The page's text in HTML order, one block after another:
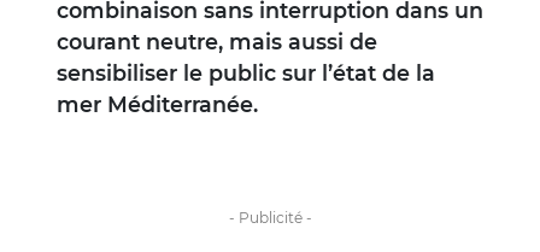
combinaison sans interruption dans un
courant neutre, mais aussi de
sensibiliser le public sur l’état de la
mer Méditerranée.